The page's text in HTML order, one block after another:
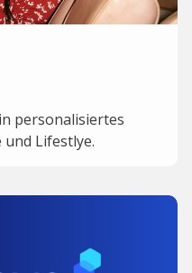
personalisiertes
Lifestlye.